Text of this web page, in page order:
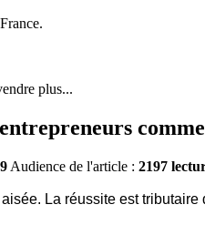
plus...
Audience de l'article : 2197
La réussite est